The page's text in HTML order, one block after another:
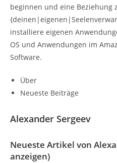
beginnen und eine Beziehung
installiere eigenen
OS und Anwendungen im
Software.
Über
Neueste Beiträge
Alexander Sergeev
Neueste Artikel von
anzeigen)